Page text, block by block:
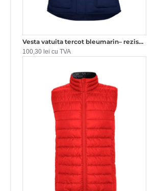
Vesta vatuita tercot bleumarin– rezistenta și confortabila
100,30 lei cu TVA